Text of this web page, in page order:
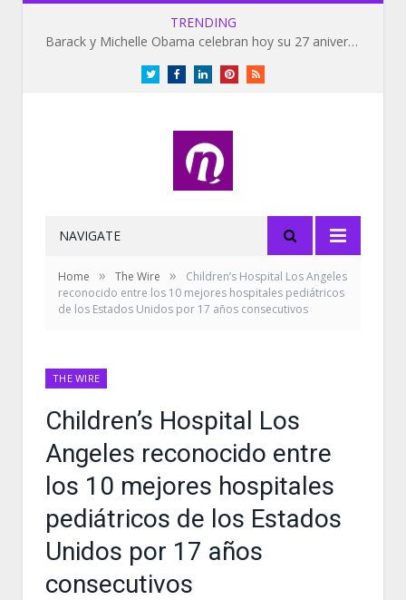
TRENDING
Barack y Michelle Obama celebran hoy su 27 aniversario de bodas
TwitterFacebookLinkedInPinterestRSS
NAVIGATE
Home » The Wire »
Children’s Hospital Los Angeles
reconocido entre los 10 mejores hospitales pediátricos
de los Estados Unidos por 17 años consecutivos
THE WIRE
Children’s Hospital Los
Angeles reconocido entre
los 10 mejores hospitales
pediátricos de los Estados
Unidos por 17 años
consecutivos